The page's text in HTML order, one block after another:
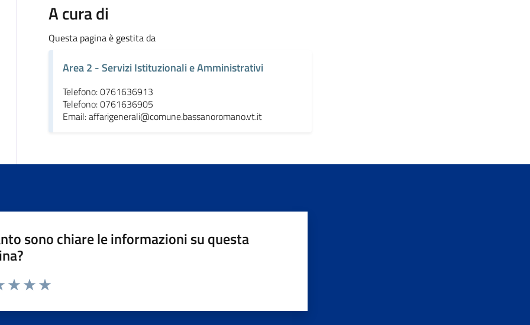
A cura di
Questa pagina è gestita da
Area 2 - Servizi Istituzionali e Amministrativi
Telefono: 0761636913
Telefono: 0761636905
Email: affarigenerali@comune.bassanoromano.vt.it
sono chiare le informazioni su questa
1 a 5 stelle la pagina